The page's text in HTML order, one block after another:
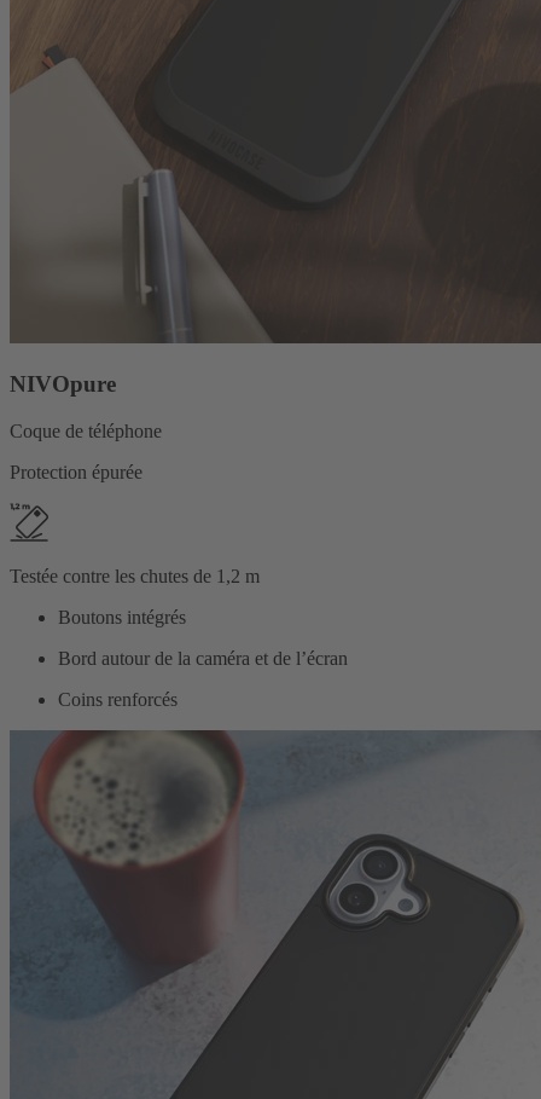
NIVOpure
Coque de téléphone
Protection épurée
Testée contre les chutes de 1,2 m
Boutons intégrés
Bord autour de la caméra et de l’écran
Coins renforcés